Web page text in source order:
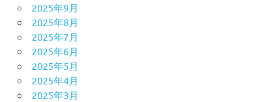
2025年9月
2025年8月
2025年7月
2025年6月
2025年5月
2025年4月
2025年3月